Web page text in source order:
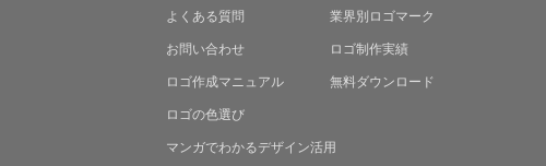
よくある質問
業界別ロゴマーク
お問い合わせ
ロゴ制作実績
ロゴ作成マニュアル
無料ダウンロード
ロゴの色選び
マンガでわかるデザイン活用